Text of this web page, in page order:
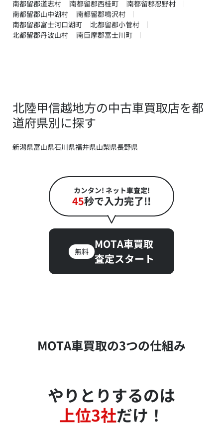
南都留郡道志村 南都留郡西桂町
南都留郡忍野村
南都留郡山中湖村
南都留郡鳴沢村
南都留郡富士河口湖町
北都留郡小菅村
北都留郡丹波山村
南巨摩郡富士川町
北陸甲信越地方の中古車買取店を都
道府県別に探す
新潟県富山県石川県福井県山梨県長野県
カンタン! ネット車査定!
45秒で入力完了!!
無料
MOTA車買取
査定スタート
MOTA車買取の3つの仕組み
やりとりするのは
上位3社だけ！